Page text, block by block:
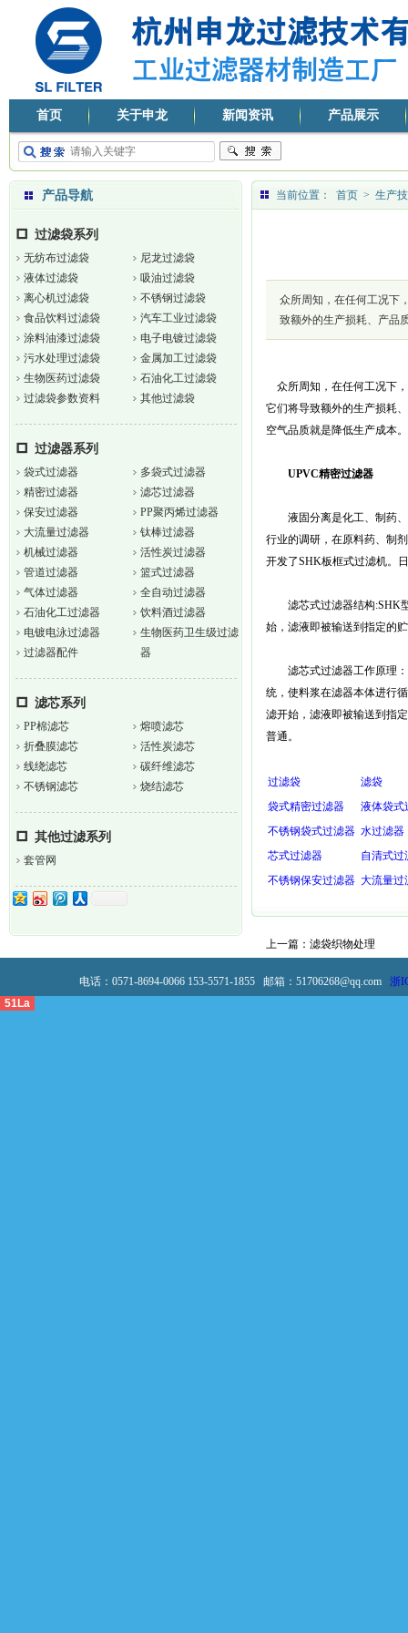
首页 关于申龙 新闻资讯 产品展示
产品导航
过滤袋系列
无纺布过滤袋
尼龙过滤袋
液体过滤袋
吸油过滤袋
离心机过滤袋
不锈钢过滤袋
食品饮料过滤袋
汽车工业过滤袋
涂料油漆过滤袋
电子电镀过滤袋
污水处理过滤袋
金属加工过滤袋
生物医药过滤袋
石油化工过滤袋
过滤袋参数资料
其他过滤袋
过滤器系列
袋式过滤器
多袋式过滤器
精密过滤器
滤芯过滤器
保安过滤器
PP聚丙烯过滤器
大流量过滤器
钛棒过滤器
机械过滤器
活性炭过滤器
管道过滤器
篮式过滤器
气体过滤器
全自动过滤器
石油化工过滤器
饮料酒过滤器
电镀电泳过滤器
生物医药卫生级过滤
器
过滤器配件
滤芯系列
PP棉滤芯
熔喷滤芯
折叠膜滤芯
活性炭滤芯
线绕滤芯
碳纤维滤芯
不锈钢滤芯
烧结滤芯
其他过滤系列
套管网
当前位置： 首页 > 生产
众所周知，在任何工况下
致额外的生产损耗、产品
众所周知，在任何工况下
它们将导致额外的生产损耗
空气品质就是降低生产成本。
UPVC精密过滤器
液固分离是化工、制药、
行业的调研，在原料药、制
开发了SHK板框式过滤机。
滤芯式过滤器结构:SHK型
始，滤液即被输送到指定的
滤芯式过滤器工作原理：
统，使料浆在滤器本体进行
滤开始，滤液即被输送到指
普通。
过滤袋
滤袋
袋式精密过滤器
液体袋式
不锈钢袋式过滤器 水过滤器
芯式过滤器
自清式过
不锈钢保安过滤器 大流量过
上一篇： 滤袋织物处理
电话：0571-8694-0066 153-5571-1855 邮箱：51706268@qq.com 浙
51La